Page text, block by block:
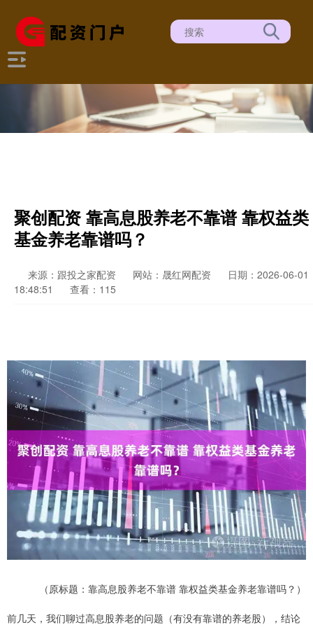
聚创配资 靠高息股养老不靠谱 靠权益类
基金养老靠谱吗？
来源：跟投之家配资 网站：晟红网配资
日期：2026-06-01
18:48:51
查看：115
（原标题：靠高息股养老不靠谱 靠权益类基金养老靠谱吗？）
前几天，我们聊过高息股养老的问题（有没有靠谱的养老股），结论